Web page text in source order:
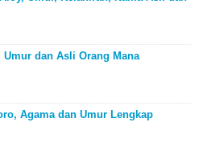
Umur dan Asli Orang Mana
Agama dan Umur Lengkap